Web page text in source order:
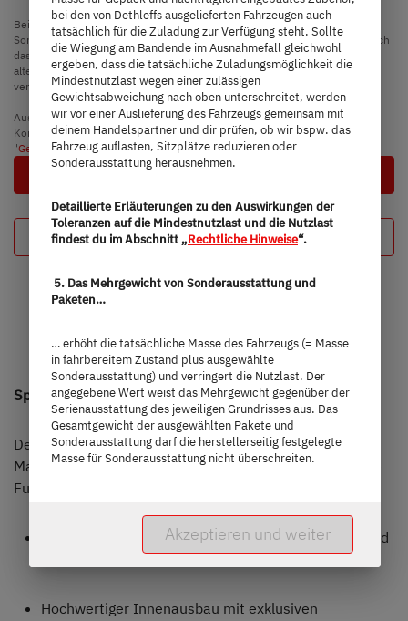
Bei einer Auflastung erhöht sich die herstellerseitig festgelegte Masse für
Sonderausstattung. Die Erhöhung ergibt sich aus der höheren Nutzlast durch
das alternative Fahrgestell. Hiervon sind das erhöhte Eigengewicht des
alternativen Fahrgestells sowie insbesondere das Gewicht für ggf.
verpflichtende schwerere Motorvarianten (z. B. 180 PS) abzuziehen.
Ausführliche Hinweise & Erläuterungen zur Gewichtsthematik und zur
Konfiguration des Fahrzeugs findest du im Abschnitt
"Gewichtsinformationen".
Nächster Schritt
Deine Konfiguration
Sportliches Design, intelligenter Komfort
Der Globetrail Performance setzt nicht nur optisch
Maßstäbe – auch im Inneren erwartet dich durchdachte
Funktionalität in edler Ausführung.
Dynamisches Exterieur mit sportlichen Akzenten und
eigenständigen Dekoren
Hochwertiger Innenausbau mit exklusiven
bei den von Dethleffs ausgelieferten Fahrzeugen auch
tatsächlich für die Zuladung zur Verfügung steht. Sollte
die Wiegung am Bandende im Ausnahmefall gleichwohl
ergeben, dass die tatsächliche Zuladungsmöglichkeit die
Mindestnutzlast wegen einer zulässigen
Gewichtsabweichung nach oben unterschreitet, werden
wir vor einer Auslieferung des Fahrzeugs gemeinsam mit
deinem Handelspartner und dir prüfen, ob wir bspw. das
Fahrzeug auflasten, Sitzplätze reduzieren oder
Sonderausstattung herausnehmen.
Detaillierte Erläuterungen zu den Auswirkungen der
Toleranzen auf die Mindestnutzlast und die Nutzlast
findest du im Abschnitt „Rechtliche Hinweise“.
5. Das Mehrgewicht von Sonderausstattung und
Paketen…
… erhöht die tatsächliche Masse des Fahrzeugs (= Masse
in fahrbereitem Zustand plus ausgewählte
Sonderausstattung) und verringert die Nutzlast. Der
angegebene Wert weist das Mehrgewicht gegenüber der
Serienausstattung des jeweiligen Grundrisses aus. Das
Gesamtgewicht der ausgewählten Pakete und
Sonderausstattung darf die herstellerseitig festgelegte
Masse für Sonderausstattung nicht überschreiten.
Akzeptieren und weiter